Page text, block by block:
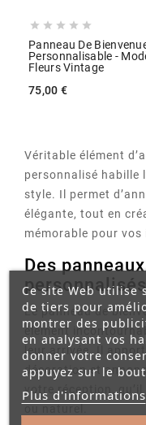
    
Panneau De
Personnalisable -
Fleurs Vintage
75,00 €
Véritable élément
personnalisé habille
style. Il permet
élégante, tout en
mémorable pour
Des
Le panneau de
élément
leur arrivée. Il
décoration et
votre réception,
Ce site Web utilise
de tiers pour
montrer des
en analysant vos
donner votre
appuyez sur le
Plus d'informations